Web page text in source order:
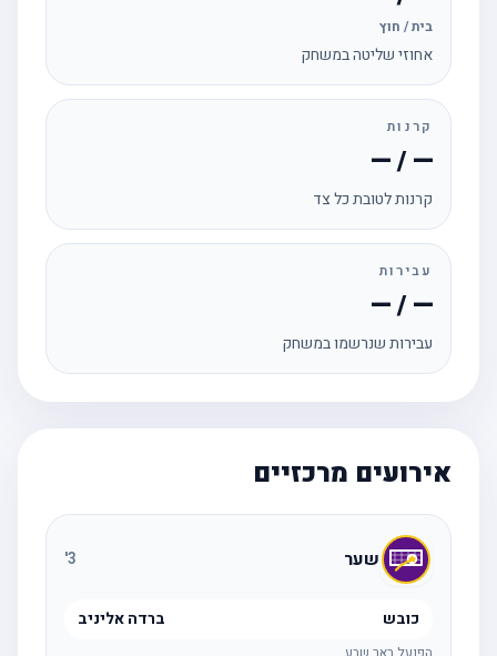
בית / חוץ
אחוזי שליטה במשחק
קרנות
— / —
קרנות לטובת כל צד
עבירות
— / —
עבירות שנרשמו במשחק
אירועים מרכזיים
שער
כובש ברדה אליניב